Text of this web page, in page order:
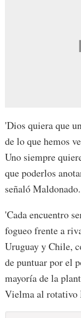
'Dios quiera que
de lo que hemos
Uno siempre
que poderlos
señaló Maldonado.
'Cada encuentro
fogueo frente a
Uruguay y Chile,
de puntuar por el
mayoría de la
Vielma al rotativo